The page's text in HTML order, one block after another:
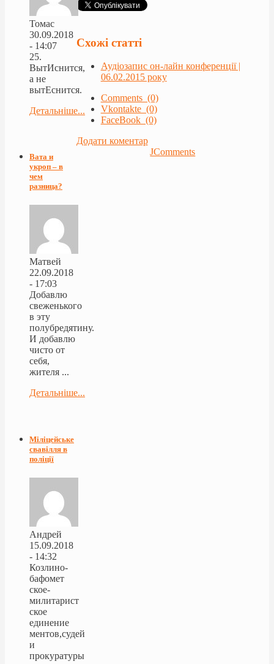
Схожі статті
Аудіозапис он-лайн конференції |
06.02.2015 року
Comments (0)
Vkontakte (0)
FaceBook (0)
Додати коментар
JComments
Томас
30.09.2018
- 14:07
25.
ВытИснится,
а не
вытЕснится.
Детальніше...
Вата и
укроп – в
чем
разница?
Матвей
22.09.2018
- 17:03
Добавлю
свеженького
в эту
полубредятину.
И добавлю
чисто от
себя,
жителя ...
Детальніше...
Міліцейське
свавілля в
поліції
Андрей
15.09.2018
- 14:32
Козлино-
бафомет
ское-
милитарист
ское
единение
ментов,судей
и
прокуратуры